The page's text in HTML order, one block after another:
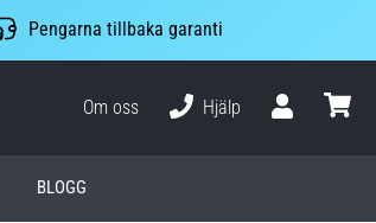
Pengarna tillbaka garanti
Om oss
Hjälp
BLOGG